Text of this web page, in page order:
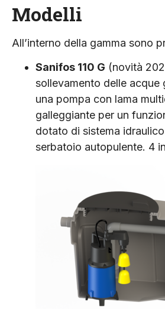
Modelli
All’interno della gamma sono
Sanifos 110 G (novità
sollevamento delle acque
una pompa con lama
galleggiante per un
dotato di sistema
serbatoio autopulente. 4